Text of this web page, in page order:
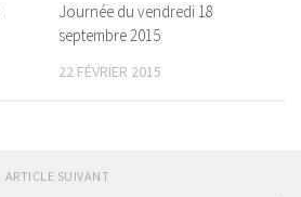
Journée du vendredi 18
septembre 2015
22 FÉVRIER 2015
ARTICLE SUIVANT